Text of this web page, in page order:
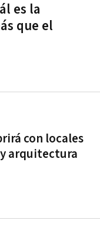
es la
que el
con locales
arquitectura